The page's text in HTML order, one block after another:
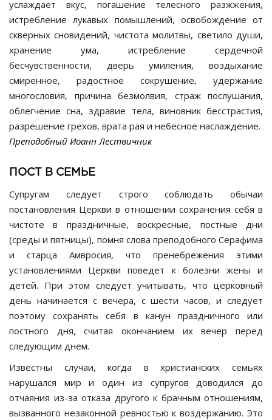
услаждает вкус, погашение телесного разжжения,
истребление лукавых помышлений, освобождение от
скверных сновидений, чистота молитвы, светило души,
хранение ума, истребление сердечной
бесчувственности, дверь умиления, воздыхание
смиренное, радостное сокрушение, удержание
многословия, причина безмолвия, страж послушания,
облегчение сна, здравие тела, виновник бесстрастия,
разрешение грехов, врата рая и небесное наслаждение.
Преподобный Иоанн Лествичник
ПОСТ В СЕМЬЕ
Супругам следует строго соблюдать обычаи
постановления Церкви в отношении сохранения себя в
чистоте в праздничные, воскресные, постные дни
(среды и пятницы), помня слова преподобного Серафима
и старца Амвросия, что пренебрежения этими
установлениями Церкви поведет к болезни жены и
детей. При этом следует учитывать, что церковный
день начинается с вечера, с шести часов, и следует
поэтому сохранять себя в канун праздничного или
постного дня, считая окончанием их вечер перед
следующим днем.
Известны случаи, когда в христианских семьях
нарушался мир и один из супругов доводился до
отчаяния из-за отказа другого к брачным отношениям,
вызванного незаконной ревностью к воздержанию. Это